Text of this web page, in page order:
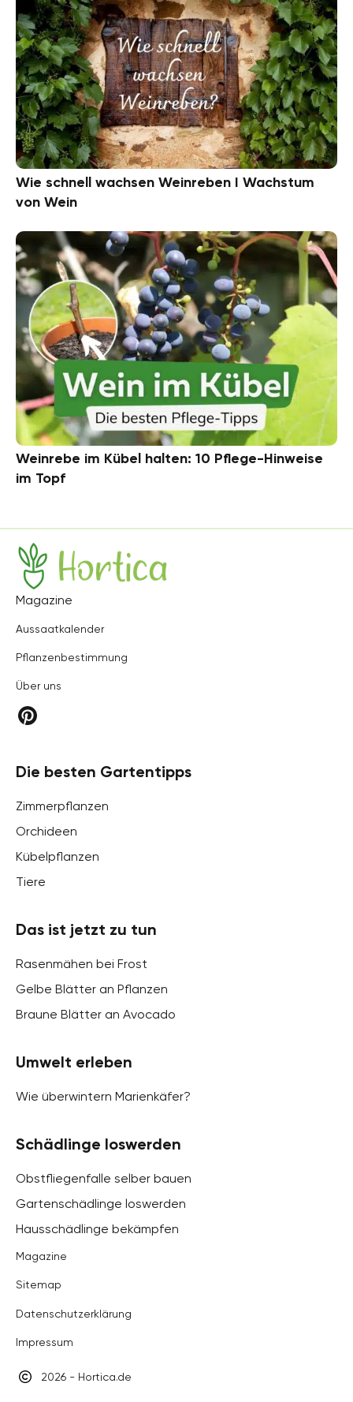
Wie schnell wachsen Weinreben I Wachstum
von Wein
Weinrebe im Kübel halten: 10 Pflege-Hinweise
im Topf
Hortica
Magazine
Aussaatkalender
Pflanzenbestimmung
Über uns
Die besten Gartentipps
Zimmerpflanzen
Orchideen
Kübelpflanzen
Tiere
Das ist jetzt zu tun
Rasenmähen bei Frost
Gelbe Blätter an Pflanzen
Braune Blätter an Avocado
Umwelt erleben
Wie überwintern Marienkäfer?
Schädlinge loswerden
Obstfliegenfalle selber bauen
Gartenschädlinge loswerden
Hausschädlinge bekämpfen
Magazine
Sitemap
Datenschutzerklärung
Impressum
2026 - Hortica.de